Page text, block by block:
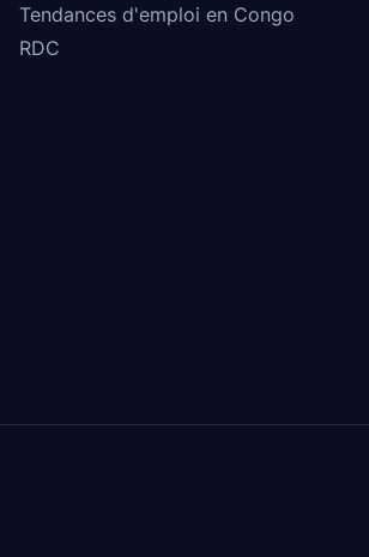
Tendances d'emploi en Congo
RDC